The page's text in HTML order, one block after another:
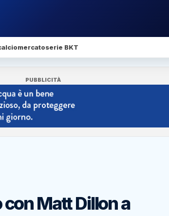
serie BKT
PUBBLICITÀ
con Matt Dillon a